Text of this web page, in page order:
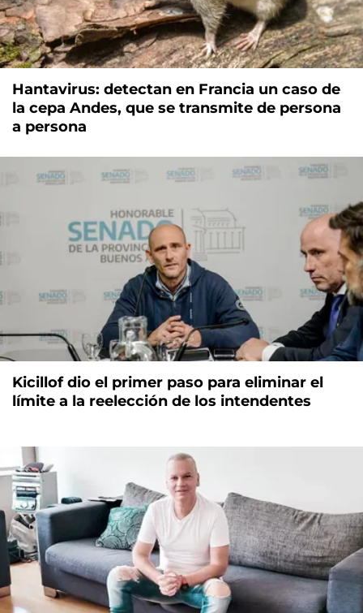
Hantavirus: detectan en Francia un caso de
la cepa Andes, que se transmite de persona
a persona
Kicillof dio el primer paso para eliminar el
límite a la reelección de los intendentes